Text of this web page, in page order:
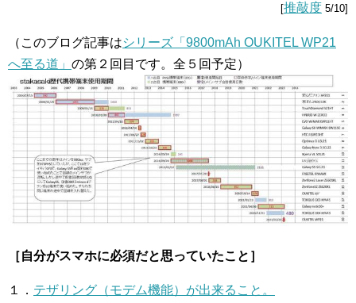
[推敲度 5/10]
（このブログ記事はシリーズ「9800mAh OUKITEL WP21
へ至る道」 の第２回目です。全５回予定）
［自分がスマホに必須だと思っていたこと］
１． テザリング（モデム機能）が出来ること。